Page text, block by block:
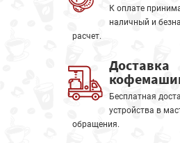
К оплате
наличный и
расчет.
Доставка
Бесплатная
устройства в
обращения.